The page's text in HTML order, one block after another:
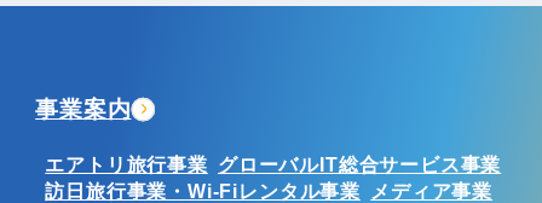
事業案内
エアトリ旅行事業 グローバルIT総合サービス事業
訪日旅行事業・Wi-Fiレンタル事業
メディア事業